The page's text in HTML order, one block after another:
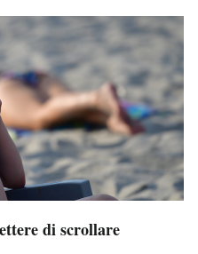
di scrollare